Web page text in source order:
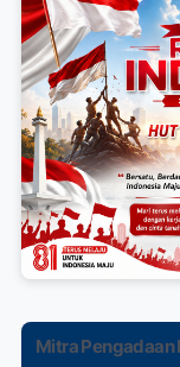
Mitra Pengadaan